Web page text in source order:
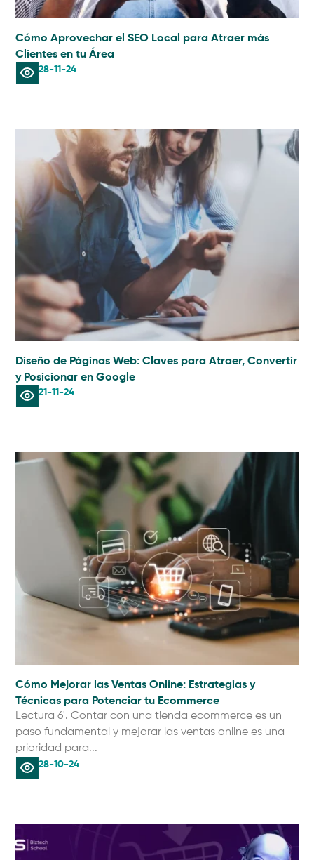
Cómo Aprovechar el SEO Local para Atraer más
Clientes en tu Área
28-11-24
Diseño de Páginas Web: Claves para Atraer, Convertir
y Posicionar en Google
21-11-24
Cómo Mejorar las Ventas Online: Estrategias y
Técnicas para Potenciar tu Ecommerce
Lectura 6'. Contar con una tienda ecommerce es un
paso fundamental y mejorar las ventas online es una
prioridad para...
28-10-24